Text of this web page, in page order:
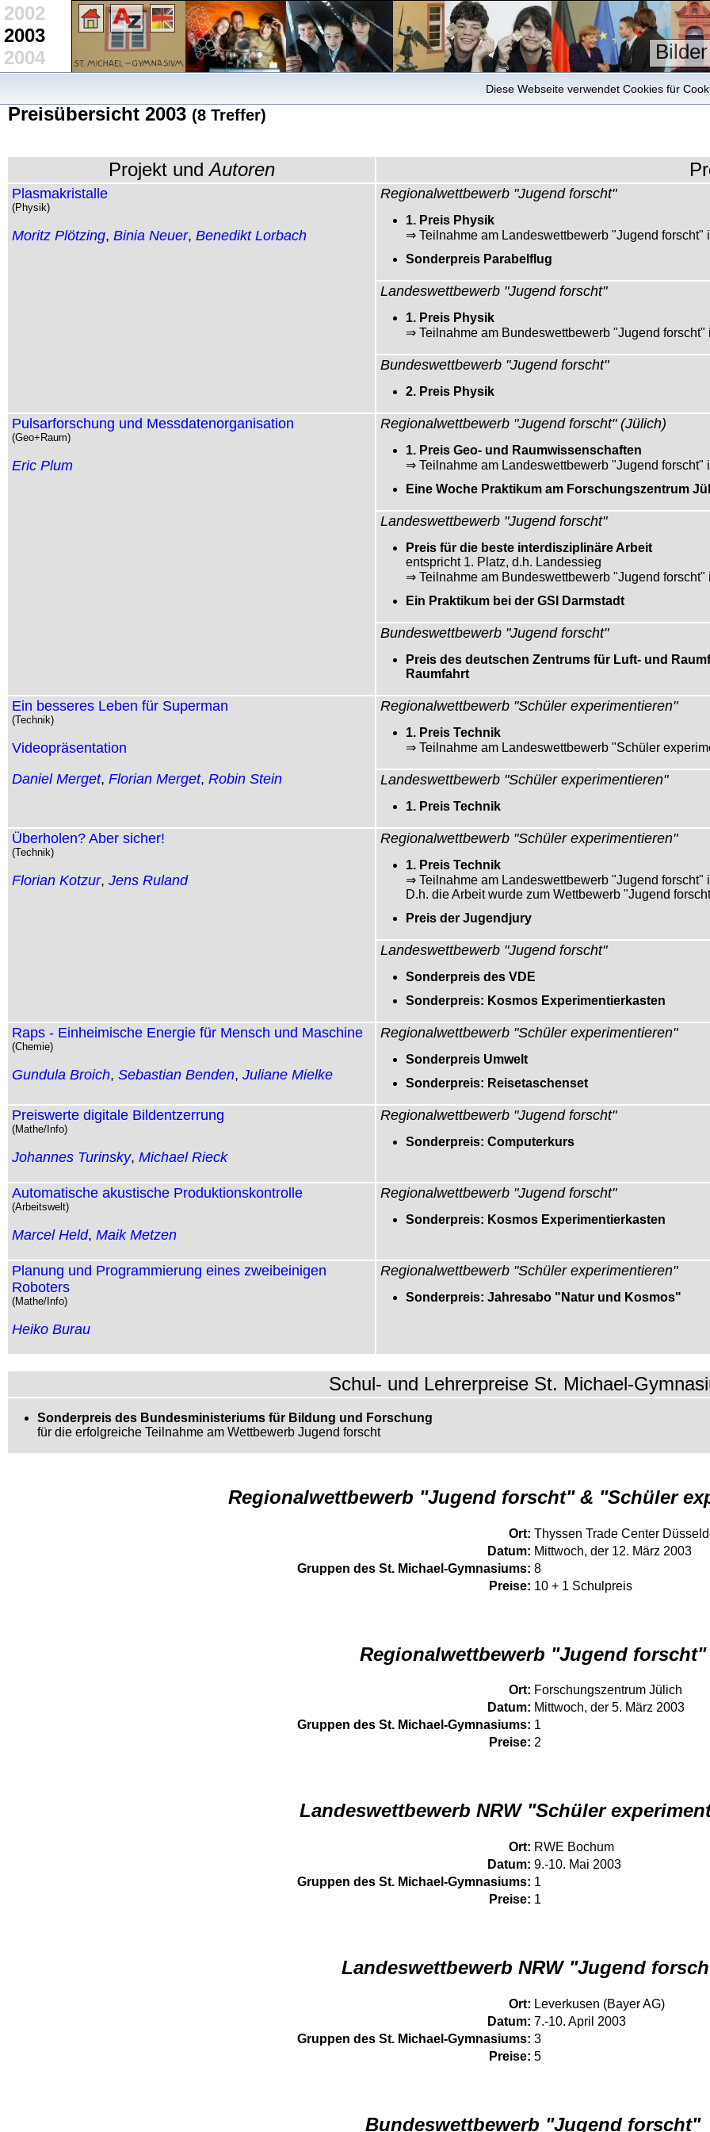
Diese Webseite verwendet Cookies für
2002
2003
2004
Bilder
Preisübersicht 2003 (8 Treffer)
Projekt undAutoren
Plasmakristalle
(Physik)
Moritz Plötzing, Binia Neuer, Benedikt Lorbach
Regionalwettbewerb "Jugend forscht"
1. Preis Physik
⇒ Teilnahme am Landeswettbewerb "Jugend forscht"
Sonderpreis Parabelflug
Landeswettbewerb "Jugend forscht"
1. Preis Physik
⇒ Teilnahme am Bundeswettbewerb "Jugend forscht"
Bundeswettbewerb "Jugend forscht"
2. Preis Physik
Pulsarforschung und Messdatenorganisation
(Geo+Raum)
Eric Plum
Regionalwettbewerb "Jugend forscht" (Jülich)
1. Preis Geo- und Raumwissenschaften
⇒ Teilnahme am Landeswettbewerb "Jugend forscht"
Eine Woche Praktikum am Forschungszentrum
Landeswettbewerb "Jugend forscht"
Preis für die beste interdisziplinäre Arbeit
entspricht 1. Platz, d.h. Landessieg
⇒ Teilnahme am Bundeswettbewerb "Jugend forscht"
Ein Praktikum bei der GSI Darmstadt
Bundeswettbewerb "Jugend forscht"
Preis des deutschen Zentrums für Luft- und
Raumfahrt
Ein besseres Leben für Superman
(Technik)
Videopräsentation
Daniel Merget, Florian Merget, Robin Stein
Regionalwettbewerb "Schüler experimentieren"
1. Preis Technik
⇒ Teilnahme am Landeswettbewerb "Schüler
Landeswettbewerb "Schüler experimentieren"
1. Preis Technik
Überholen? Aber sicher!
(Technik)
Florian Kotzur, Jens Ruland
Regionalwettbewerb "Schüler experimentieren"
1. Preis Technik
⇒ Teilnahme am Landeswettbewerb "Jugend forscht"
D.h. die Arbeit wurde zum Wettbewerb "Jugend
Preis der Jugendjury
Landeswettbewerb "Jugend forscht"
Sonderpreis des VDE
Sonderpreis: Kosmos Experimentierkasten
Raps - Einheimische Energie für Mensch und Maschine
(Chemie)
Gundula Broich, Sebastian Benden, Juliane Mielke
Regionalwettbewerb "Schüler experimentieren"
Sonderpreis Umwelt
Sonderpreis: Reisetaschenset
Preiswerte digitale Bildentzerrung
(Mathe/Info)
Johannes Turinsky, Michael Rieck
Regionalwettbewerb "Jugend forscht"
Sonderpreis: Computerkurs
Automatische akustische Produktionskontrolle
(Arbeitswelt)
Marcel Held, Maik Metzen
Regionalwettbewerb "Jugend forscht"
Sonderpreis: Kosmos Experimentierkasten
Planung und Programmierung eines zweibeinigen
Roboters
(Mathe/Info)
Heiko Burau
Regionalwettbewerb "Schüler experimentieren"
Sonderpreis: Jahresabo "Natur und Kosmos"
Schul- und Lehrerpreise St. Michael-
Sonderpreis des Bundesministeriums für Bildung und Forschung
für die erfolgreiche Teilnahme am Wettbewerb Jugend forscht
Regionalwettbewerb "Jugend forscht" & "Schüler
Ort: Thyssen Trade Center
Datum: Mittwoch, der 12. März 2003
Gruppen des St. Michael-Gymnasiums: 8
Preise: 10 + 1 Schulpreis
Regionalwettbewerb "Jugend forscht"
Ort: Forschungszentrum Jülich
Datum: Mittwoch, der 5. März 2003
Gruppen des St. Michael-Gymnasiums: 1
Preise: 2
Landeswettbewerb NRW "Schüler
Ort: RWE Bochum
Datum: 9.-10. Mai 2003
Gruppen des St. Michael-Gymnasiums: 1
Preise: 1
Landeswettbewerb NRW "Jugend
Ort: Leverkusen (Bayer AG)
Datum: 7.-10. April 2003
Gruppen des St. Michael-Gymnasiums: 3
Preise: 5
Bundeswettbewerb "Jugend forscht"